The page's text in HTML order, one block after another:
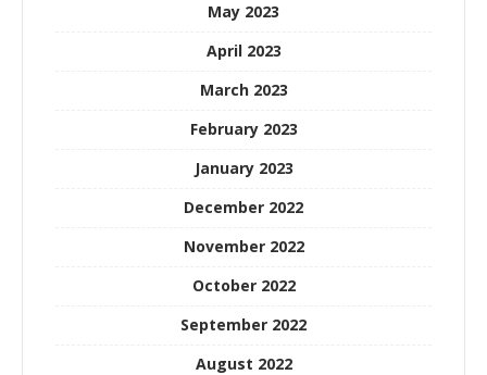
May 2023
April 2023
March 2023
February 2023
January 2023
December 2022
November 2022
October 2022
September 2022
August 2022